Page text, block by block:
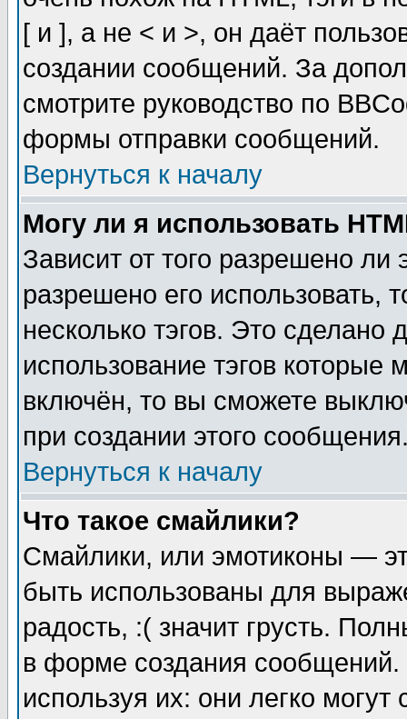
[ и ], а не < и >, он даёт
создании сообщений. За
смотрите руководство по
формы отправки сообщений.
Вернуться к началу
Могу ли я использовать
Зависит от того разрешено
разрешено его использовать,
несколько тэгов. Это сделано
использование тэгов
включён, то вы сможете
при создании этого
Вернуться к началу
Что такое смайлики?
Смайлики, или эмотиконы —
быть использованы для
радость, :( значит грусть.
в форме создания сообщений.
используя их: они легко